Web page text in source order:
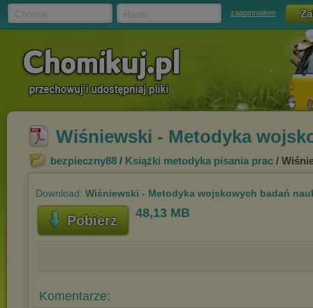
zapomniałem
Wiśniewski - Metodyka
bezpieczny88 / Książki metodyka pisania prac /
Download: Wiśniewski - Metodyka wojskowych badań
Pobierz 48,13 MB
Komentarze: